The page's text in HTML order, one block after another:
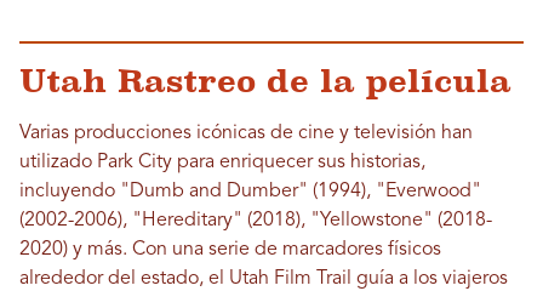
Utah Rastreo de la película
Varias producciones icónicas de cine y televisión han
utilizado Park City para enriquecer sus historias,
incluyendo "Dumb and Dumber" (1994), "Everwood"
(2002-2006), "Hereditary" (2018), "Yellowstone" (2018-
2020) y más. Con una serie de marcadores físicos
alrededor del estado, el Utah Film Trail guía a los viajeros